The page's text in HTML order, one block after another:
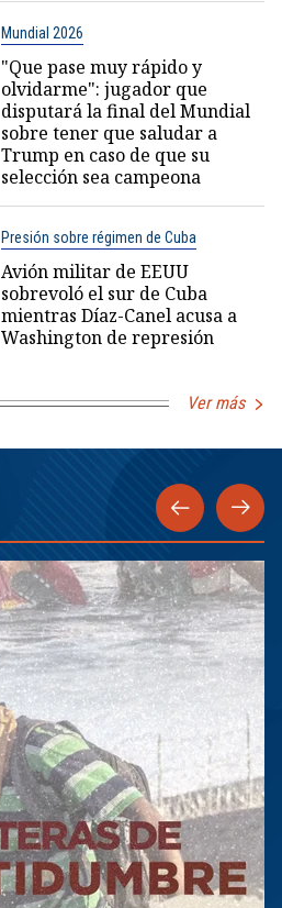
Mundial 2026
"Que pase muy rápido y
olvidarme": jugador que
disputará la final del Mundial
sobre tener que saludar a
Trump en caso de que su
selección sea campeona
Presión sobre régimen de Cuba
Avión militar de EEUU
sobrevoló el sur de Cuba
mientras Díaz-Canel acusa a
Washington de represión
Ver más